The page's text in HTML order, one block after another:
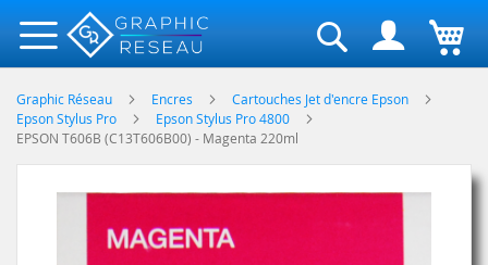
Rechercher
Graphic Réseau Encres
Cartouches Jet d'encre Epson
Epson Stylus Pro
Epson Stylus Pro 4800
EPSON T606B (C13T606B00) - Magenta 220ml